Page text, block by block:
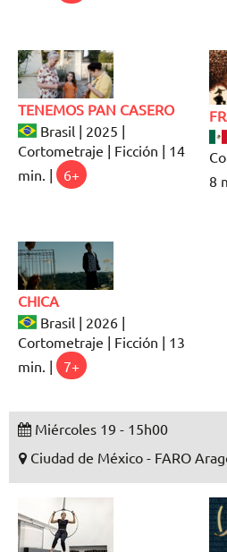
TENEMOS PAN CASERO
Brasil | 2025 |
Cortometraje | Ficción | 14
min. |
6+
8
CHICA
Brasil | 2026 |
Cortometraje | Ficción | 13
min. |
7+
Miércoles 19 - 15h00
Ciudad de México - FARO